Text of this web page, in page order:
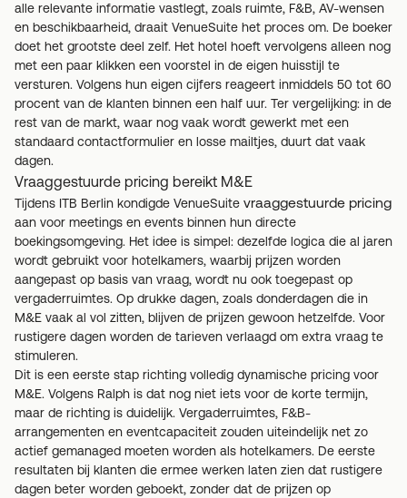
alle relevante informatie vastlegt, zoals ruimte, F&B, AV-wensen
en beschikbaarheid, draait VenueSuite het proces om. De boeker
doet het grootste deel zelf. Het hotel hoeft vervolgens alleen nog
met een paar klikken een voorstel in de eigen huisstijl te
versturen. Volgens hun eigen cijfers reageert inmiddels 50 tot 60
procent van de klanten binnen een half uur. Ter vergelijking: in de
rest van de markt, waar nog vaak wordt gewerkt met een
standaard contactformulier en losse mailtjes, duurt dat vaak
dagen.
Vraaggestuurde pricing bereikt M&E
Tijdens ITB Berlin kondigde VenueSuite vraaggestuurde pricing
aan voor meetings en events binnen hun directe
boekingsomgeving. Het idee is simpel: dezelfde logica die al jaren
wordt gebruikt voor hotelkamers, waarbij prijzen worden
aangepast op basis van vraag, wordt nu ook toegepast op
vergaderruimtes. Op drukke dagen, zoals donderdagen die in
M&E vaak al vol zitten, blijven de prijzen gewoon hetzelfde. Voor
rustigere dagen worden de tarieven verlaagd om extra vraag te
stimuleren.
Dit is een eerste stap richting volledig dynamische pricing voor
M&E. Volgens Ralph is dat nog niet iets voor de korte termijn,
maar de richting is duidelijk. Vergaderruimtes, F&B-
arrangementen en eventcapaciteit zouden uiteindelijk net zo
actief gemanaged moeten worden als hotelkamers. De eerste
resultaten bij klanten die ermee werken laten zien dat rustigere
dagen beter worden geboekt, zonder dat de prijzen op